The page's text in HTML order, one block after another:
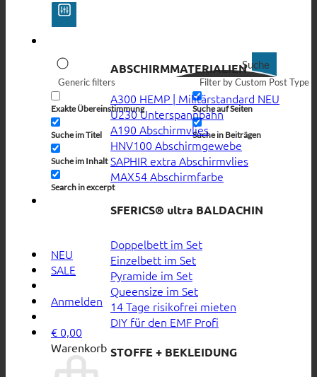
Suche
Generic filters
Exakte Übereinstimmung
Suche im Titel
Suche im Inhalt
Search in excerpt
Filter by Custom Post Type
Suche auf Seiten
Suche in Beiträgen
NEU
SALE
Anmelden
€ 0,00
Warenkorb
ABSCHIRMMATERIALIEN
A300 HEMP | Militärstandard
U230 Unterspannbahn
A190 Abschirmvlies
HNV100 Abschirmgewebe
SAPHIR extra Abschirmvlies
MAX54 Abschirmfarbe
SFERICS® ultra BALDACHIN
Doppelbett im Set
Einzelbett im Set
Pyramide im Set
Queensize im Set
14 Tage risikofrei mieten
DIY für den EMF Profi
STOFFE + BEKLEIDUNG